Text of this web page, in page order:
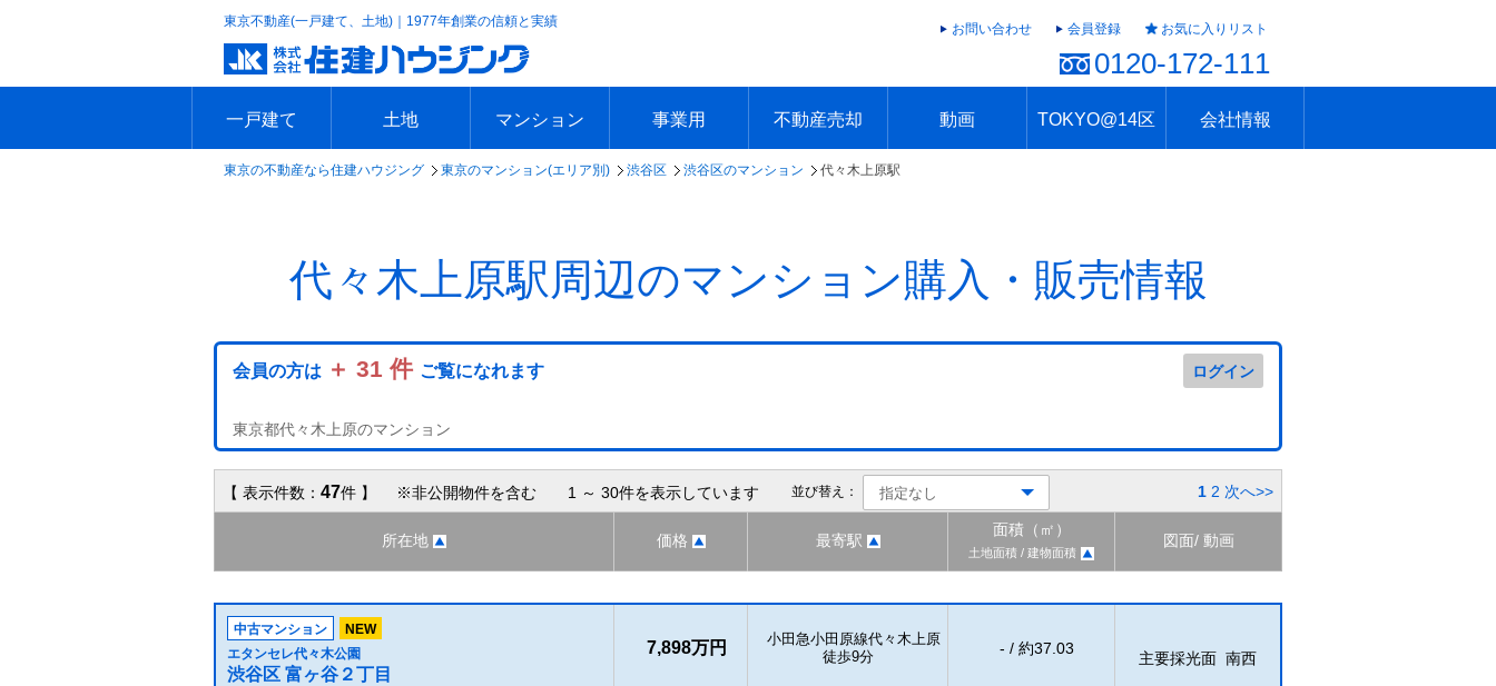
東京不動産(一戸建て、土地)｜1977年創業の信頼と実績
お問い合わせ 会員登録 お気に入りリスト
0120-172-111
一戸建て
エリアで探す
沿線で探す
新築一戸建て
中古一戸建て
本日の新着物件
今週の新着物件
土地
エリアで探す
沿線で探す
本日の新着物件
今週の新着物件
マンション
エリアで探す
沿線で探す
本日の新着物件
今週の新着物件
事業用
エリアで探す
沿線で探す
本日の新着物件
今週の新着物件
不動産売却
不動産売却トップ
簡単無料査定
不動産売却の流れ
不動産売却 Q&A
海外からの不動産売買
動画 TOKYO@14区 会社情報
東京の不動産なら住建ハウジング 東京のマンション(エリア別) 渋谷区 渋谷区のマンション 代々木上原駅
代々木上原駅周辺のマンション購入・販売情報
会員の方は ＋ 31 件 ご覧になれます ログイン
東京都代々木上原のマンション
【 表示件数： 47件 】 ※非公開物件を含む 1 ～ 30件を表示しています 並び替え： 1 2 次へ>>
所在地 価格 最寄駅
面積（㎡）
土地面積 / 建物面積
図面/ 動画
中古マンション
NEW
エタンセレ代々木公園
渋谷区 富ヶ谷２丁目
7,898万円
小田急小田原線代々木上原
徒歩9分
- / 約37.03
主要採光面 南西